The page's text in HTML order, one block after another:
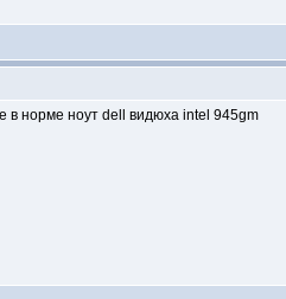
в норме ноут dell видюха intel 945gm